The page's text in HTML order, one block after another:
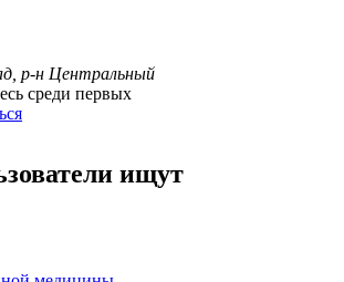
р-н Центральный
среди первых
ищут